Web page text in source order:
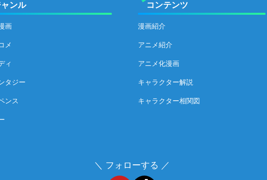
ンル
画
メ
ィ
タジー
ンス
コンテンツ
漫画紹介
アニメ紹介
アニメ化漫画
キャラクター解説
キャラクター相関図
＼ フォローする ／